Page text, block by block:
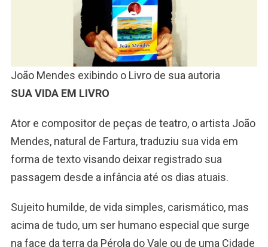
João Mendes exibindo o Livro de sua autoria
SUA VIDA EM LIVRO
Ator e compositor de peças de teatro, o artista João
Mendes, natural de Fartura, traduziu sua vida em
forma de texto visando deixar registrado sua
passagem desde a infância até os dias atuais.
Sujeito humilde, de vida simples, carismático, mas
acima de tudo, um ser humano especial que surge
na face da terra da Pérola do Vale ou de uma Cidade